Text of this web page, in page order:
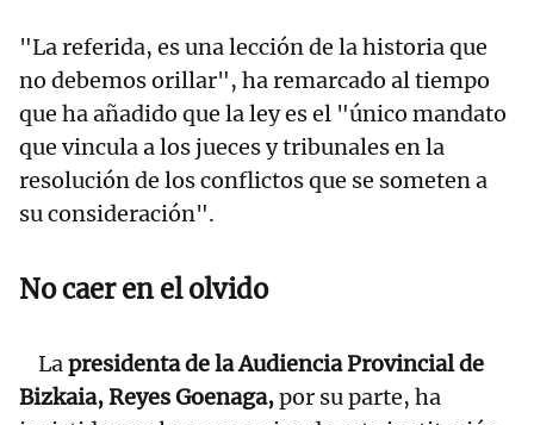
"La referida, es una lección de la historia que
no debemos orillar", ha remarcado al tiempo
que ha añadido que la ley es el "único mandato
que vincula a los jueces y tribunales en la
resolución de los conflictos que se someten a
su consideración".
No caer en el olvido
Lapresidenta de la Audiencia Provincial de
Bizkaia, Reyes Goenaga,por su parte, ha